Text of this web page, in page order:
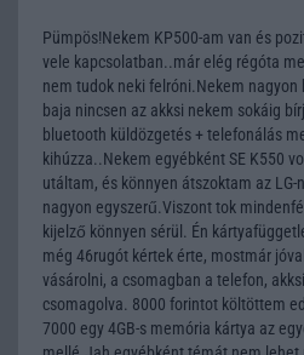
Pümpös!Nekem KP500-am van és
vele kapcsolatban..már elég régóta
nem tudok neki felróni.Nekem
baja nincsen az akksi nekem sokáig
bluetooth küldözgetés + telefonálás
kihúzza..Nekem egyébként SE K550
utáltam, és könnyen átszoktam az
nagyon egyszerű.Viszont tok
kijelző könnyen sérül. Én
még 46rugót kértek érte, mostmár
vásárolni, a csomagban a telefon,
csomagolva. 8000 forintot költöttem
7000 egy 4GB-s memória kártya az